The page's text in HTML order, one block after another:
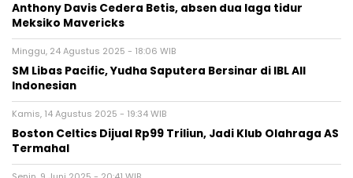
Anthony Davis Cedera Betis, absen dua laga tidur
Meksiko Mavericks
Minggu, 24 Agustus 2025 - 18:06 WIB
SM Libas Pacific, Yudha Saputera Bersinar di IBL All
Indonesian
Kamis, 14 Agustus 2025 - 19:34 WIB
Boston Celtics Dijual Rp99 Triliun, Jadi Klub Olahraga AS
Termahal